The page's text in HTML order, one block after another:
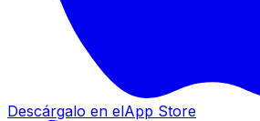
Descárgalo en elApp Store